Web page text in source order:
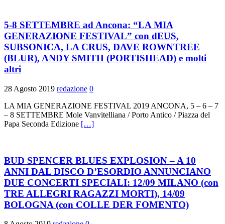
5-8 SETTEMBRE ad Ancona: “LA MIA
GENERAZIONE FESTIVAL” con dEUS,
SUBSONICA, LA CRUS, DAVE ROWNTREE
(BLUR), ANDY SMITH (PORTISHEAD) e molti
altri
28 Agosto 2019 redazione 0
LA MIA GENERAZIONE FESTIVAL 2019 ANCONA, 5 – 6 – 7
– 8 SETTEMBRE Mole Vanvitelliana / Porto Antico / Piazza del
Papa Seconda Edizione […]
BUD SPENCER BLUES EXPLOSION – A 10
ANNI DAL DISCO D’ESORDIO ANNUNCIANO
DUE CONCERTI SPECIALI: 12/09 MILANO (con
TRE ALLEGRI RAGAZZI MORTI), 14/09
BOLOGNA (con COLLE DER FOMENTO)